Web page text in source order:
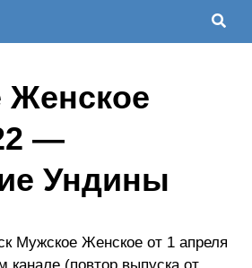
Женское
—
Ундины
Мужское Женское от 1 апреля